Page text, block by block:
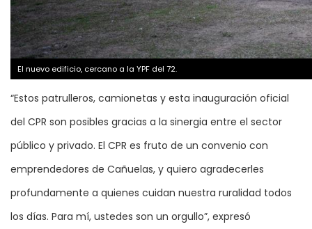
El nuevo edificio, cercano a la YPF del 72.
“Estos patrulleros, camionetas y esta inauguración oficial
del CPR son posibles gracias a la sinergia entre el sector
público y privado. El CPR es fruto de un convenio con
emprendedores de Cañuelas, y quiero agradecerles
profundamente a quienes cuidan nuestra ruralidad todos
los días. Para mí, ustedes son un orgullo”, expresó